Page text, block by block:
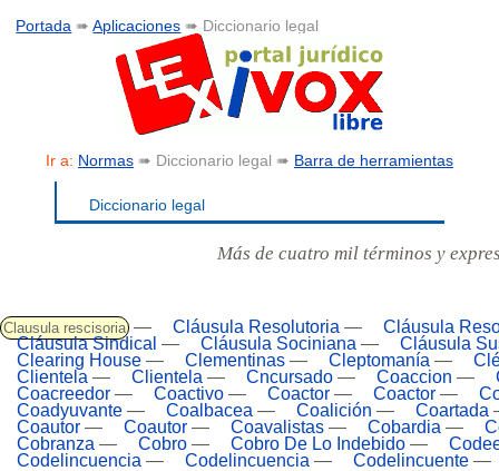
Portada ➠Aplicaciones ➠ Diccionario legal
Ir a: Normas ➠ Diccionario legal ➠ Barra de herramientas
Diccionario legal
Más de cuatro mil términos y
Clausula rescisoria — Cláusula Resolutoria —
Cláusula
Cláusula Sindical — Cláusula Sociniana —
Cláusula
Clearing House — Clementinas — Cleptomanía —
Clientela — Clientela — Cncursado — Coaccion —
Coacreedor — Coactivo — Coactor — Coactor —
Coadyuvante — Coalbacea — Coalición — Coartada
Coautor — Coautor — Coavalistas — Cobardia —
Cobranza — Cobro — Cobro De Lo Indebido —
Codelincuencia — Codelincuencia — Codelincuente —